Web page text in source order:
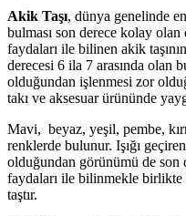
Akik Taşı, dünya genelinde
bulması son derece kolay olan
faydaları ile bilinen akik
derecesi 6 ila 7 arasında olan
olduğundan işlenmesi zor
takı ve aksesuar ürününde
Mavi, beyaz, yeşil, pembe,
renklerde bulunur. Işığı
olduğundan görünümü de son
faydaları ile bilinmekle birlikte
taştır.